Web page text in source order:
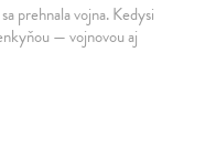
prehnala vojna. Kedysi
— vojnovou aj